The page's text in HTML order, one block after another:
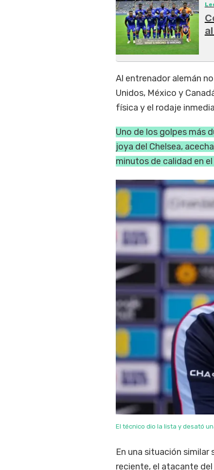
Al entrenador alemán
Unidos, México y
física y el rodaje
Uno de los golpes más
joya del Chelsea,
minutos de calidad en
El técnico dio la lista y desató
En una situación
reciente, el atacante